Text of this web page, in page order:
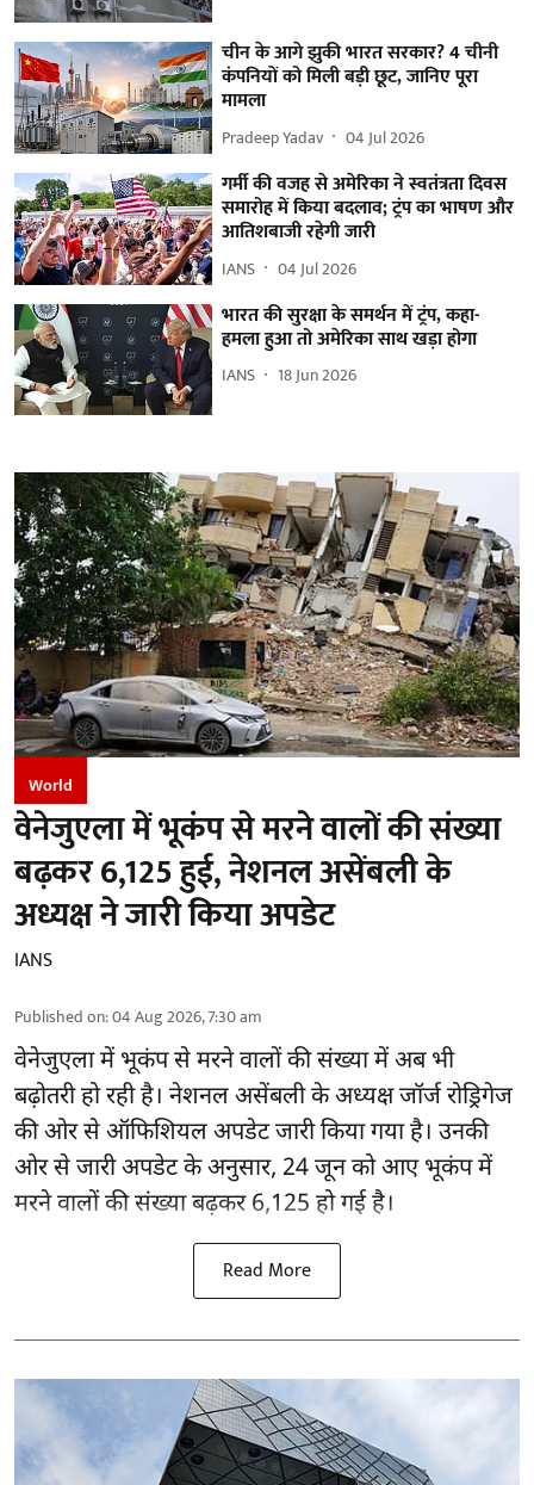
चीन के आगे झुकी भारत सरकार? 4 चीनी
कंपनियों को मिली बड़ी छूट, जानिए पूरा
मामला
Pradeep Yadav 04 Jul 2026
गर्मी की वजह से अमेरिका ने स्वतंत्रता दिवस
समारोह में किया बदलाव; ट्रंप का भाषण और
आतिशबाजी रहेगी जारी
IANS 04 Jul 2026
भारत की सुरक्षा के समर्थन में ट्रंप, कहा-
हमला हुआ तो अमेरिका साथ खड़ा होगा
IANS 18 Jun 2026
World
वेनेजुएला में भूकंप से मरने वालों की संख्या
बढ़कर 6,125 हुई, नेशनल असेंबली के
अध्यक्ष ने जारी किया अपडेट
IANS
Published on:04 Aug 2026, 7:30 am
वेनेजुएला मेंभूकंपसे मरने वालों की संख्या में अब भी
बढ़ोतरी हो रही है। नेशनल असेंबली के अध्यक्ष जॉर्ज रोड्रिगेज
की ओर से ऑफिशियल अपडेट जारी किया गया है। उनकी
ओर से जारी अपडेट के अनुसार, 24 जून को आए भूकंप में
मरने वालों की संख्या बढ़कर 6,125 हो गई है।
Read More